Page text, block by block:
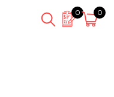
0 0